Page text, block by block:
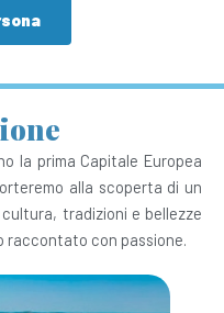
la prima Capitale Europea
alla scoperta di un
tradizioni e bellezze
raccontato con passione.